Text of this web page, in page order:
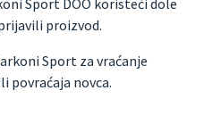
Sport DOO koristeći dole
proizvod.
Sport za vraćanje
povraćaja novca.